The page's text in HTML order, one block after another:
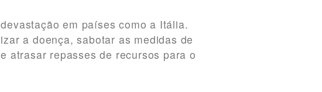
em países como a Itália.
a doença, sabotar as medidas de
atrasar repasses de recursos para o